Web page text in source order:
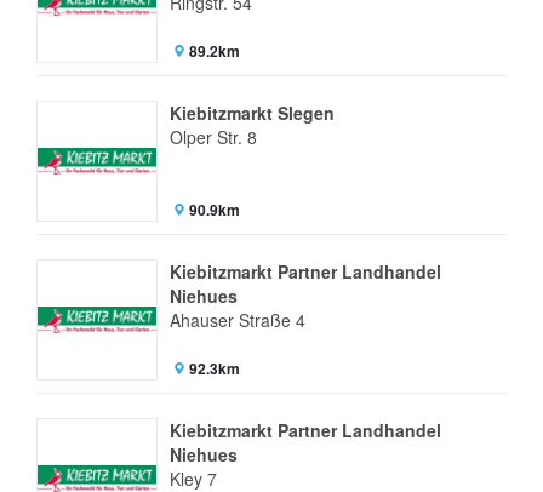
89.2km
Kiebitzmarkt SIegen
Olper Str. 8
90.9km
Kiebitzmarkt Partner Landhandel
Niehues
Ahauser Straße 4
92.3km
Kiebitzmarkt Partner Landhandel
Niehues
Kley 7